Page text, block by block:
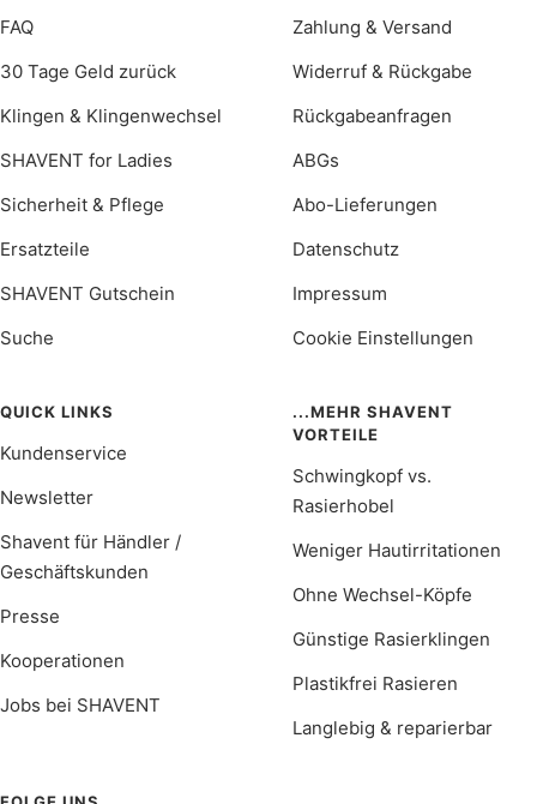
FAQ
30 Tage Geld zurück
Klingen & Klingenwechsel
SHAVENT for Ladies
Sicherheit & Pflege
Ersatzteile
SHAVENT Gutschein
Suche
Zahlung & Versand
Widerruf & Rückgabe
Rückgabeanfragen
ABGs
Abo-Lieferungen
Datenschutz
Impressum
Cookie Einstellungen
QUICK LINKS
Kundenservice
Newsletter
Shavent für Händler /
Geschäftskunden
Presse
Kooperationen
Jobs bei SHAVENT
...MEHR SHAVENT
VORTEILE
Schwingkopf vs.
Rasierhobel
Weniger Hautirritationen
Ohne Wechsel-Köpfe
Günstige Rasierklingen
Plastikfrei Rasieren
Langlebig & reparierbar